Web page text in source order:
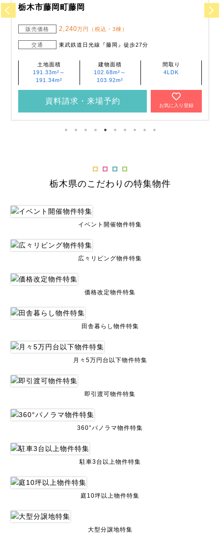
栃木市藤岡町藤岡
販売価格 2,240万円（税込・3棟）
交通 東武鉄道日光線『藤岡』徒歩27分
土地面積
191.33m²～
191.34m²
建物面積
102.68m²～
103.92m²
間取り
4LDK
資料請求・来場予約
お気に入り登録
栃木県のこだわりの特集物件
イベント開催物件特集
広々リビング物件特集
価格改定物件特集
田舎暮らし物件特集
月々5万円台以下物件特集
即引渡可物件特集
360°パノラマ物件特集
駐車3台以上物件特集
庭10坪以上物件特集
大型分譲地特集